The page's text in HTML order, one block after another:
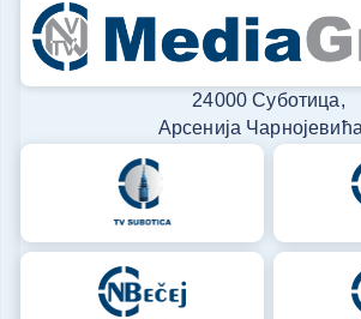
24000 Суботица,
Арсенија